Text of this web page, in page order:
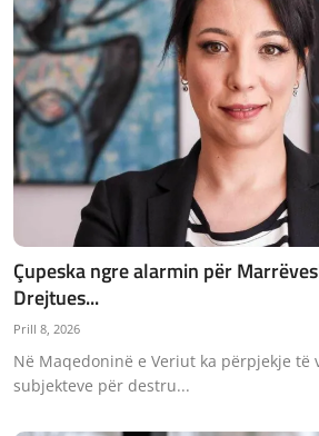
Çupeska ngre alarmin për
Drejtues...
Prill 8, 2026
Në Maqedoninë e Veriut ka përpjekje të
subjekteve për destru...